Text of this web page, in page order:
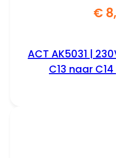
€
ACT AK5031 |
C13 naar